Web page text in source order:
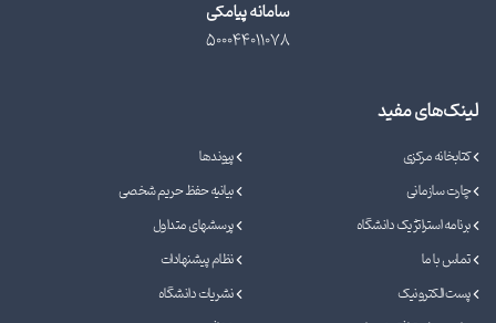
سامانه پیامکی
500044011078
لینک‌های مفید
کتابخانه مرکزی
پیوندها
چارت سازمانی
بیانیه حفظ حریم شخصی
برنامه استراتژیک دانشگاه
پرسشهای متداول
تماس با ما
نظام پیشنهادات
پست الکترونیک
نشریات دانشگاه